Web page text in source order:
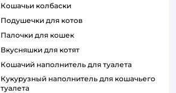
кошачьи колбаски
подушечки для котов
палочки для кошек
вкусняшки для котят
кошачий наполнитель для туалета
кукурузный наполнитель для кошачьего
туалета